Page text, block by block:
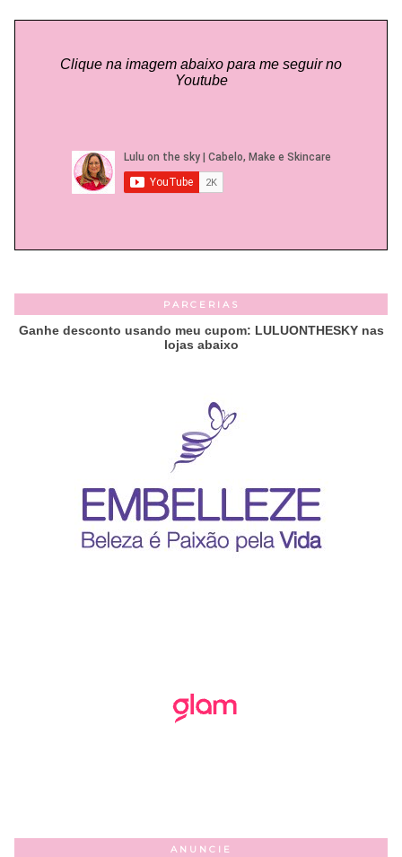
Clique na imagem abaixo para me seguir no
Youtube
PARCERIAS
Ganhe desconto usando meu cupom: LULUONTHESKY nas
lojas abaixo
ANUNCIE